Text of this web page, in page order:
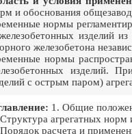
и обоснования
нормы
изделий
железобетона
нормы
изделий.
с острым паром)
1. Общие
агрегатных норм
расчета и